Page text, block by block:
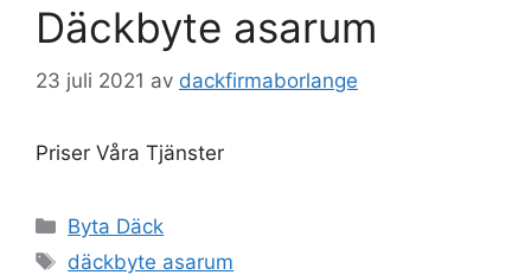
Däckbyte asarum
23 juli 2021 av dackfirmaborlange
Priser Våra Tjänster
Kategorier
Byta Däck
Etiketter
däckbyte asarum